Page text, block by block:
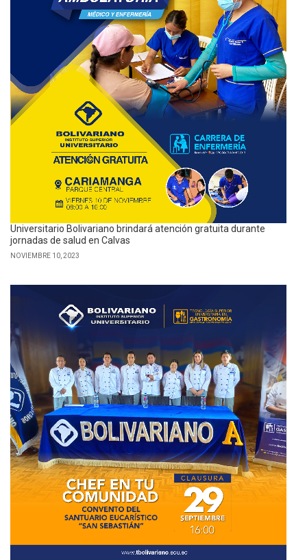
Universitario Bolivariano brindará atención gratuita durante
jornadas de salud en Calvas
NOVIEMBRE 10, 2023